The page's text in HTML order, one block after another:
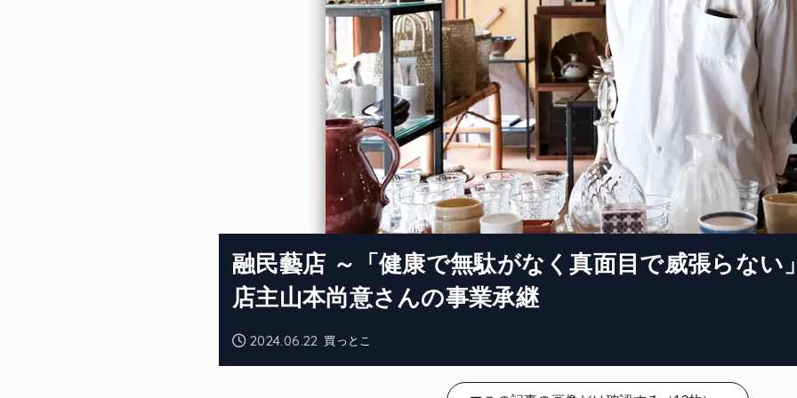
買っとこ
2024.06.22
融民藝店 ～「健康で無駄がなく真面目で威張らない
店主山本尚意さんの事業承継